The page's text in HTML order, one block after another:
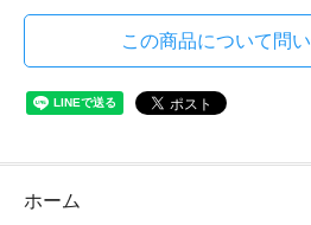
この商品について問
ホーム